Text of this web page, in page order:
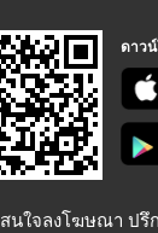
ดาว
สนใจลงโฆษณา ปรึ